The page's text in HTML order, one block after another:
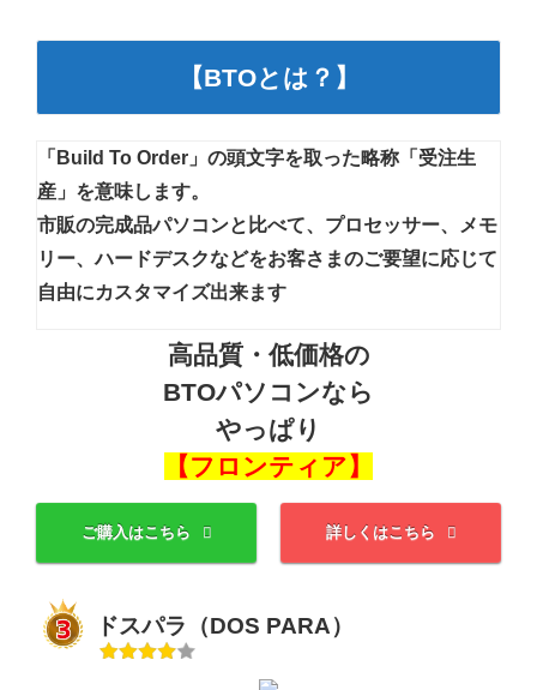
【BTOとは？】
「Build To Order」の頭文字を取った略称 「受注生
産」を意味します。
市販の完成品パソコンと比べて、 プロセッサー、メモ
リー、ハードデスクなどをお客さまのご要望に応じて
自由にカスタマイズ出来ます
高品質・低価格の
BTOパソコンなら
やっぱり
【フロンティア】
ご購入はこちら 詳しくはこちら
ドスパラ（DOS PARA）